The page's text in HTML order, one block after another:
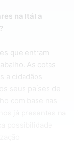
na Itália
que entram
As cotas